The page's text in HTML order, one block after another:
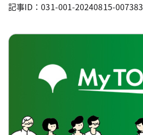
記事ID：031-001-20240815-007383